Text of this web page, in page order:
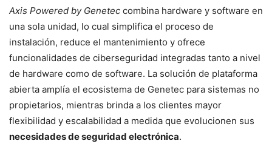
Axis Powered by Genetec combina hardware y software en
una sola unidad, lo cual simplifica el proceso de
instalación, reduce el mantenimiento y ofrece
funcionalidades de ciberseguridad integradas tanto a nivel
de hardware como de software. La solución de plataforma
abierta amplía el ecosistema de Genetec para sistemas no
propietarios, mientras brinda a los clientes mayor
flexibilidad y escalabilidad a medida que evolucionen sus
necesidades de seguridad electrónica.